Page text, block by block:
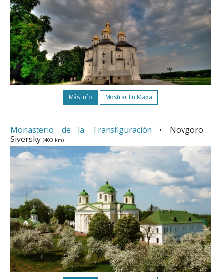
Más Info Mostrar En Mapa
Monasterio de la Transfiguración
• Novgorod-
Siversky (403 km)